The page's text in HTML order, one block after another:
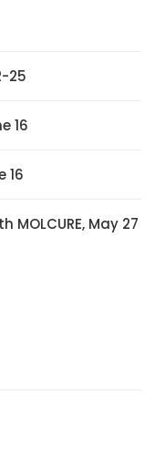
25
16
16
MOLCURE, May 27